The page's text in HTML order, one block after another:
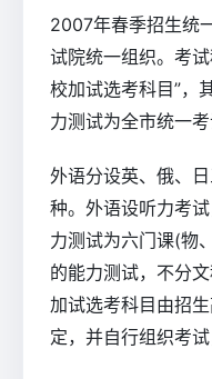
2007年春季招生统
试院统一组织。考
校加试选考科目”，
力测试为全市统一
外语分设英、俄、
种。外语设听力考
力测试为六门课(物
的能力测试，不分
加试选考科目由招
定，并自行组织考试